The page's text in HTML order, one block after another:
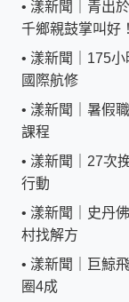
• 漾新聞｜青出
千鄉親鼓掌叫好！
• 漾新聞｜175
國際航修
• 漾新聞｜暑假
課程
• 漾新聞｜27次
行動
• 漾新聞｜史丹
村找解方
• 漾新聞｜巨鯨
圈4成